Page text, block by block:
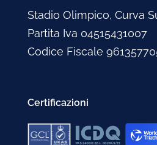
Stadio Olimpico, Curva
Partita Iva 04515431007
Codice Fiscale
Certificazioni